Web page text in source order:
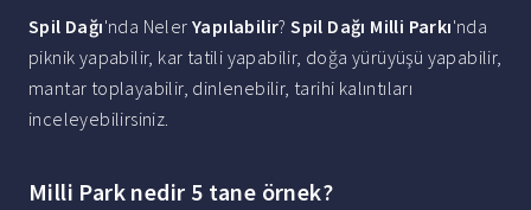
Spil Dağı'nda NelerYapılabilir?Spil Dağı Milli Parkı'nda
piknik yapabilir, kar tatili yapabilir, doğa yürüyüşü yapabilir,
mantar toplayabilir, dinlenebilir, tarihi kalıntıları
inceleyebilirsiniz.
Milli Park nedir 5 tane örnek?